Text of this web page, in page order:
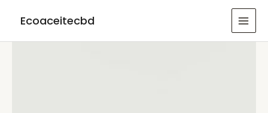
Ecoaceitecbd